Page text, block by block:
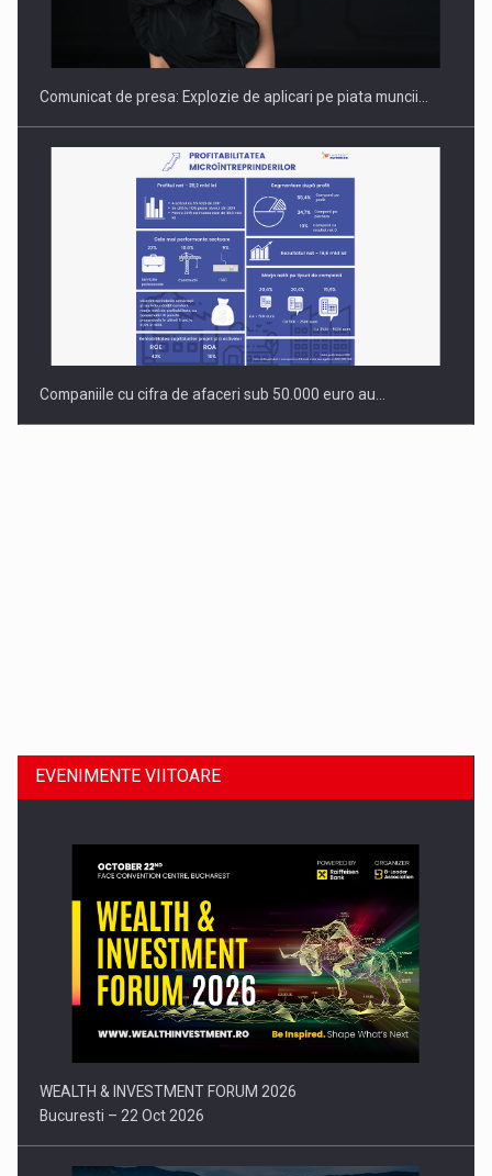
INTERNATIONAL BUSINESS SCENE
Comunicat de presa: Explozie de aplicari pe piata muncii…
Companiile cu cifra de afaceri sub 50.000 euro au…
Comunicat de presa: Joburile part-time reincep sa intre pe…
EVENIMENTE VIITOARE
WEALTH & INVESTMENT FORUM 2026
Bucuresti – 22 Oct 2026